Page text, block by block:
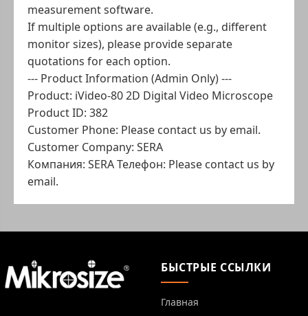
measurement software.
If multiple options are available (e.g., different
monitor sizes), please provide separate
quotations for each option.
--- Product Information (Admin Only) ---
Product: iVideo-80 2D Digital Video Microscope
Product ID: 382
Customer Phone: Please contact us by email.
Customer Company: SERA
Компания: SERAТелефон: Please contact us by
email.
БЫСТРЫЕ ССЫЛКИ
Главная